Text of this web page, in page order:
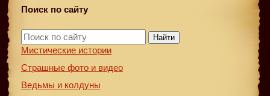
Поиск по сайту
Найти
Мистические истории
Страшные фото и видео
Ведьмы и колдуны